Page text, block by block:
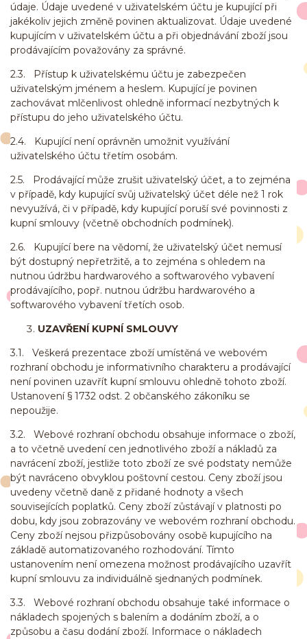
údaje. Údaje uvedené v uživatelském účtu je kupující při
jakékoliv jejich změně povinen aktualizovat. Údaje uvedené
kupujícím v uživatelském účtu a při objednávání zboží jsou
prodávajícím považovány za správné.
2.3. Přístup k uživatelskému účtu je zabezpečen
uživatelským jménem a heslem. Kupující je povinen
zachovávat mlčenlivost ohledně informací nezbytných k
přístupu do jeho uživatelského účtu.
2.4. Kupující není oprávněn umožnit využívání
uživatelského účtu třetím osobám.
2.5. Prodávající může zrušit uživatelský účet, a to zejména
v případě, kdy kupující svůj uživatelský účet déle než 1 rok
nevyužívá, či v případě, kdy kupující poruší své povinnosti z
kupní smlouvy (včetně obchodních podmínek).
2.6. Kupující bere na vědomí, že uživatelský účet nemusí
být dostupný nepřetržitě, a to zejména s ohledem na
nutnou údržbu hardwarového a softwarového vybavení
prodávajícího, popř. nutnou údržbu hardwarového a
softwarového vybavení třetích osob.
UZAVŘENÍ KUPNÍ SMLOUVY
3.1. Veškerá prezentace zboží umístěná ve webovém
rozhraní obchodu je informativního charakteru a prodávající
není povinen uzavřít kupní smlouvu ohledně tohoto zboží.
Ustanovení § 1732 odst. 2 občanského zákoníku se
nepoužije.
3.2. Webové rozhraní obchodu obsahuje informace o zboží,
a to včetně uvedení cen jednotlivého zboží a nákladů za
navrácení zboží, jestliže toto zboží ze své podstaty nemůže
být navráceno obvyklou poštovní cestou. Ceny zboží jsou
uvedeny včetně daně z přidané hodnoty a všech
souvisejících poplatků. Ceny zboží zůstávají v platnosti po
dobu, kdy jsou zobrazovány ve webovém rozhraní obchodu.
Ceny zboží nejsou přizpůsobovány osobě kupujícího na
základě automatizovaného rozhodování. Tímto
ustanovením není omezena možnost prodávajícího uzavřít
kupní smlouvu za individuálně sjednaných podmínek.
3.3. Webové rozhraní obchodu obsahuje také informace o
nákladech spojených s balením a dodáním zboží, a o
způsobu a času dodání zboží. Informace o nákladech